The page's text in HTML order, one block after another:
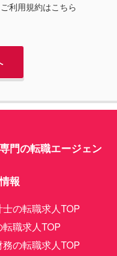
ご利用規約はこちら
門の転職エージェン
報
の転職求人TOP
職求人TOP
の転職求人TOP